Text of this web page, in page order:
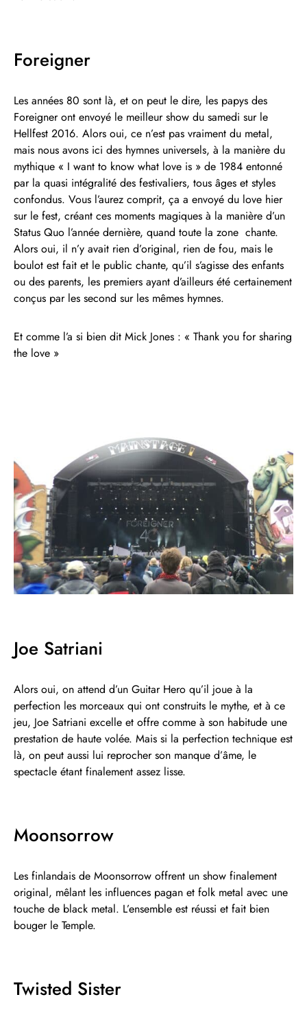
Foreigner
Les années 80 sont là, et on peut le dire, les papys des
Foreigner ont envoyé le meilleur show du samedi sur le
Hellfest 2016. Alors oui, ce n’est pas vraiment du metal,
mais nous avons ici des hymnes universels, à la manière du
mythique « I want to know what love is » de 1984 entonné
par la quasi intégralité des festivaliers, tous âges et styles
confondus. Vous l’aurez comprit, ça a envoyé du love hier
sur le fest, créant ces moments magiques à la manière d’un
Status Quo l’année dernière, quand toute la zone chante.
Alors oui, il n’y avait rien d’original, rien de fou, mais le
boulot est fait et le public chante, qu’il s’agisse des enfants
ou des parents, les premiers ayant d’ailleurs été certainement
conçus par les second sur les mêmes hymnes.
Et comme l’a si bien dit Mick Jones : « Thank you for sharing
the love »
Joe Satriani
Alors oui, on attend d’un Guitar Hero qu’il joue à la
perfection les morceaux qui ont construits le mythe, et à ce
jeu, Joe Satriani excelle et offre comme à son habitude une
prestation de haute volée. Mais si la perfection technique est
là, on peut aussi lui reprocher son manque d’âme, le
spectacle étant finalement assez lisse.
Moonsorrow
Les finlandais de Moonsorrow offrent un show finalement
original, mêlant les influences pagan et folk metal avec une
touche de black metal. L’ensemble est réussi et fait bien
bouger le Temple.
Twisted Sister